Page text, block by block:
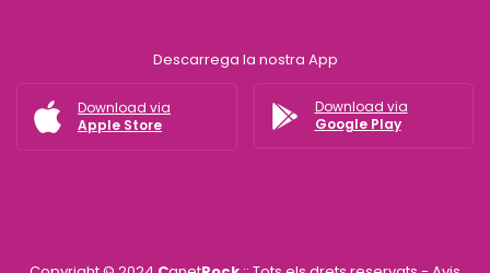
Descarrega la nostra App
Download via
Apple Store
Download via
Google Play